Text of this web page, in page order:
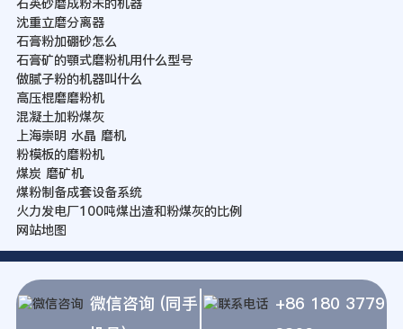
石英砂磨成粉末的机器
沈重立磨分离器
石膏粉加硼砂怎么
石膏矿的顎式磨粉机用什么型号
做腻子粉的机器叫什么
高压棍磨磨粉机
混凝土加粉煤灰
上海崇明 水晶 磨机
粉模板的磨粉机
煤炭 磨矿机
煤粉制备成套设备系统
火力发电厂100吨煤出渣和粉煤灰的比例
网站地图
微信咨询 (同手
+86 180 3779